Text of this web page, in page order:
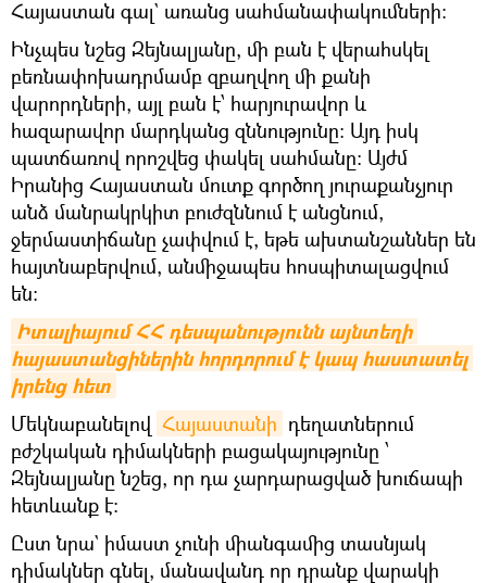
Հայաստան գալ` առանց սահմանափակումների:
Ինչպես նշեց Զեյնալյանը, մի բան է վերահսկել
բեռնափոխադրմամբ զբաղվող մի քանի
վարորդների, այլ բան է՝ հարյուրավոր և
հազարավոր մարդկանց զննությունը: Այդ իսկ
պատճառով որոշվեց փակել սահմանը: Այժմ
Իրանից Հայաստան մուտք գործող յուրաքանչյուր
անձ մանրակրկիտ բուժզննում է անցնում,
ջերմաստիճանը չափվում է, եթե ախտանշաններ են
հայտնաբերվում, անմիջապես հոսպիտալացվում
են:
Իտալիայում ՀՀ դեսպանությունն այնտեղի
հայաստանցիներին հորդորում է կապ հաստատել
իրենց հետ
Մեկնաբանելով Հայաստանի դեղատներում
բժշկական դիմակների բացակայությունը ՝
Զեյնալյանը նշեց, որ դա չարդարացված խուճապի
հետևանք է:
Ըստ նրա` իմաստ չունի միանգամից տասնյակ
դիմակներ գնել, մանավանդ որ դրանք վարակի